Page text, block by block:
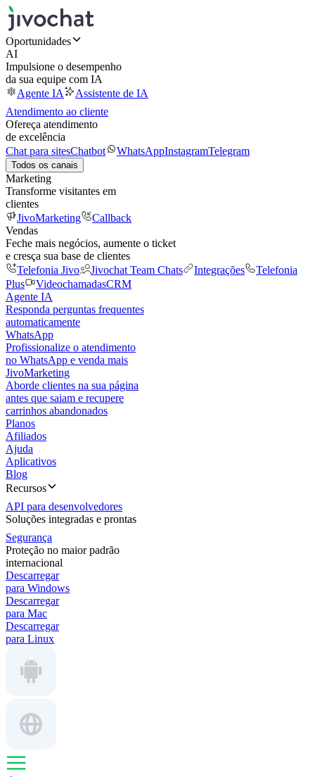
Oportunidades
AI
Impulsione o desempenho
da sua equipe com IA
Agente IA
Assistente de IA
Atendimento ao cliente
Ofereça atendimento
de excelência
Chat para sitesChatbot WhatsAppInstagramTelegram
Todos os canais
Marketing
Transforme visitantes em
clientes
JivoMarketing
Callback
Vendas
Feche mais negócios, aumente o ticket
e cresça sua base de clientes
Telefonia Jivo
Jivochat Team Chats Integrações
Telefonia
Plus
VideochamadasCRM
Agente IA
Responda perguntas frequentes
automaticamente
WhatsApp
Profissionalize o atendimento
no WhatsApp e venda mais
JivoMarketing
Aborde clientes na sua página
antes que saiam e recupere
carrinhos abandonados
Planos
Afiliados
Ajuda
Aplicativos
Blog
Recursos
API para desenvolvedores
Soluções integradas e prontas
Segurança
Proteção no maior padrão
internacional
Descarregar
para Windows
Descarregar
para Mac
Descarregar
para Linux